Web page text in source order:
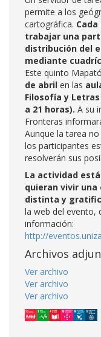
permite a los
cartográfica.
trabajar una
distribución del
mediante
Este quinto
de abril en las
Filosofía y
a 21 horas). A su
Fronteras
Aunque la tarea
los participantes
resolverán sus
La actividad
quieran vivir
distinta y
la web del evento,
información:
http://
Archivos
Ver archivo
Ver archivo
Ver archivo